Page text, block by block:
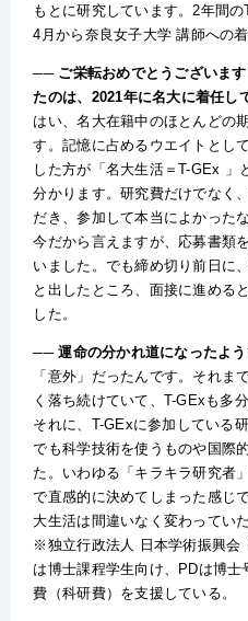
もとに研究しています。2年間
4月から奈良女子大学 講師への
── ご栄転おめでとうございま
たのは、2021年に名大に着任し
はい、名大在籍中のほとんどの
す。記憶に占めるウエイトとし
した方が「名大生活＝T-GEx 」
分かります。研究費だけでなく
だき、参加して本当によかった
今だから言えますが、応募書類
いました。でも締め切り前日に
と出したところ、面接に進める
した。
── 運命の分かれ道になったよ
「意外」だったんです。それ
く落ち続けていて、T-GExも多
それに、T-GExに参加している
でも科学技術を使うものや国際
た。いわゆる「キラキラ研究者
で直感的に決めてしまった感じ
大生活は間違いなく変わってい
※独立行政法人 日本学術振興会
は博士課程学生向け、PDは博
費（科研費）を支援している。